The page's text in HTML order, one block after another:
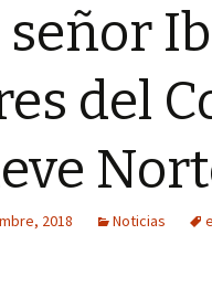
señor
del
2018 Noticias